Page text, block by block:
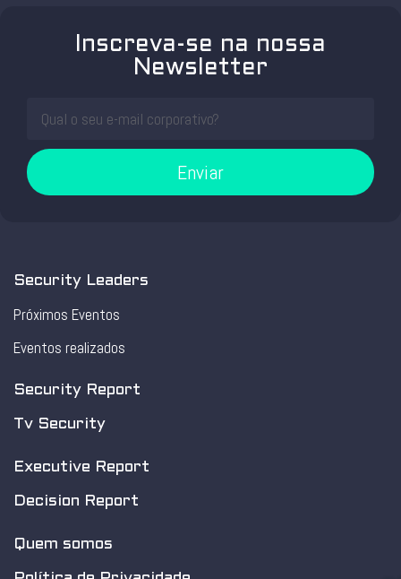
Inscreva-se na nossa
Newsletter
Enviar
Security Leaders
Próximos Eventos
Eventos realizados
Security Report
Tv Security
Executive Report
Decision Report
Quem somos